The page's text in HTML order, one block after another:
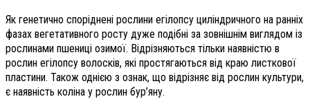
Як генетично споріднені рослини егілопсу циліндричного на ранніх
фазах вегетативного росту дуже подібні за зовнішнім виглядом із
рослинами пшениці озимої. Відрізняються тільки наявністю в
рослин егілопсу волосків, які простягаються від краю листкової
пластини. Також однією з ознак, що відрізняє від рослин культури,
є наявність коліна у рослин бур’яну.